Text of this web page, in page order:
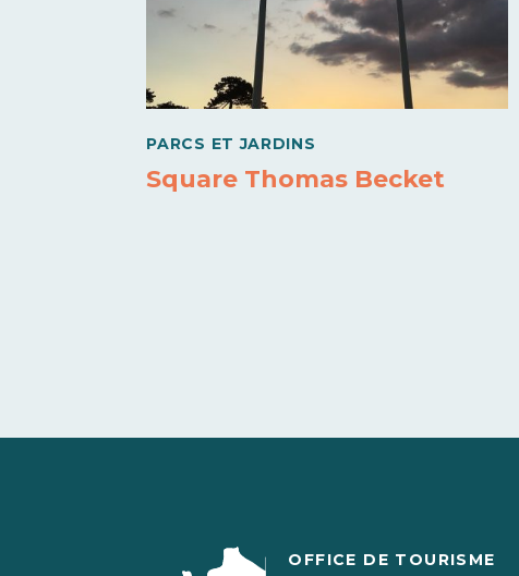
PARCS ET JARDINS
Square Thomas Becket
OFFICE DE TOURISME